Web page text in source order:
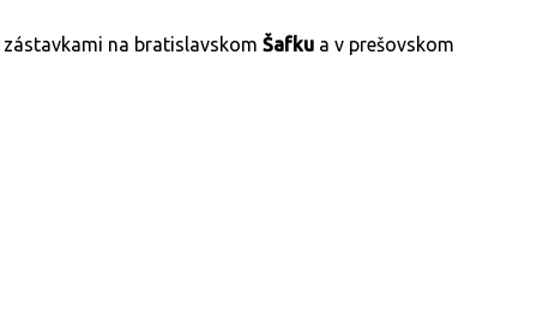
na bratislavskom Šafku a v prešovskom